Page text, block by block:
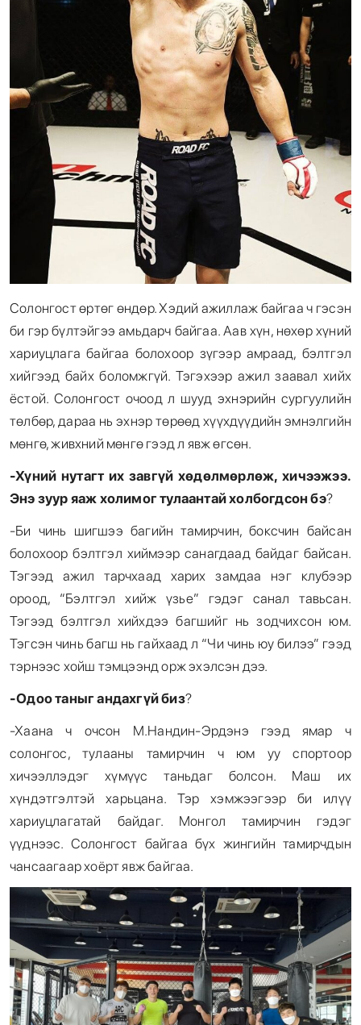
Солонгост өртөг өндөр. Хэдий ажиллаж байгаа ч гэсэн
би гэр бүлтэйгээ амьдарч байгаа. Аав хүн, нөхөр хүний
хариуцлага байгаа болохоор зүгээр амраад, бэлтгэл
хийгээд байх боломжгүй. Тэгэхээр ажил заавал хийх
ёстой. Солонгост очоод л шууд эхнэрийн сургуулийн
төлбөр, дараа нь эхнэр төрөөд хүүхдүүдийн эмнэлгийн
мөнгө, живхний мөнгө гээд л явж өгсөн.
-Хүний нутагт их завгүй хөдөлмөрлөж, хичээжээ.
Энэ зуур яаж холимог тулаантай холбогдсон бэ?
-Би чинь шигшээ багийн тамирчин, боксчин байсан
болохоор бэлтгэл хиймээр санагдаад байдаг байсан.
Тэгээд ажил тарчхаад харих замдаа нэг клубээр
ороод, “Бэлтгэл хийж үзье” гэдэг санал тавьсан.
Тэгээд бэлтгэл хийхдээ багшийг нь зодчихсон юм.
Тэгсэн чинь багш нь гайхаад л “Чи чинь юу билээ” гээд
тэрнээс хойш тэмцээнд орж эхэлсэн дээ.
-Одоо таныг андахгүй биз?
-Хаана ч очсон М.Нандин-Эрдэнэ гээд ямар ч
солонгос, тулааны тамирчин ч юм уу спортоор
хичээллэдэг хүмүүс таньдаг болсон. Маш их
хүндэтгэлтэй харьцана. Тэр хэмжээгээр би илүү
хариуцлагатай байдаг. Монгол тамирчин гэдэг
үүднээс. Солонгост байгаа бүх жингийн тамирчдын
чансаагаар хоёрт явж байгаа.